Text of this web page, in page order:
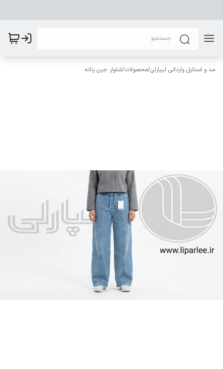
مد و استایل وارداتی لیپارلی/محصولات/شلوار جین زنانه